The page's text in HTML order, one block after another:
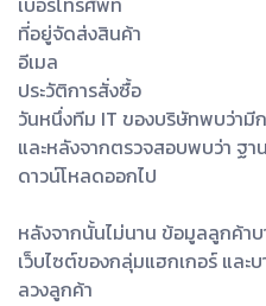
ที่อยู่จัดส่งสินค้า
อีเมล
ประวัติการสั่งซื้อ
วันหนึ่งทีม IT ของบริษัทพบว่ามีก
และหลังจากตรวจสอบพบว่า ฐ
ดาวน์โหลดออกไป
หลังจากนั้นไม่นาน ข้อมูลลูกค้าบ
เว็บไซต์ของกลุ่มแฮกเกอร์ และ
ลวงลูกค้า